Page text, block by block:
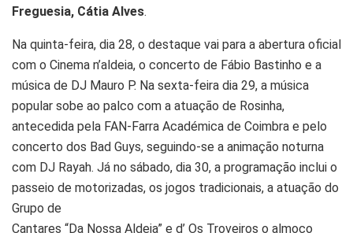
Freguesia, Cátia Alves.
Na quinta-feira, dia 28, o destaque vai para a abertura oficial
com o Cinema n’aldeia, o concerto de Fábio Bastinho e a
música de DJ Mauro P. Na sexta-feira dia 29, a música
popular sobe ao palco com a atuação de Rosinha,
antecedida pela FAN-Farra Académica de Coimbra e pelo
concerto dos Bad Guys, seguindo-se a animação noturna
com DJ Rayah. Já no sábado, dia 30, a programação inclui o
passeio de motorizadas, os jogos tradicionais, a atuação do
Grupo de
Cantares “Da Nossa Aldeia” e d’ Os Troveiros o almoço